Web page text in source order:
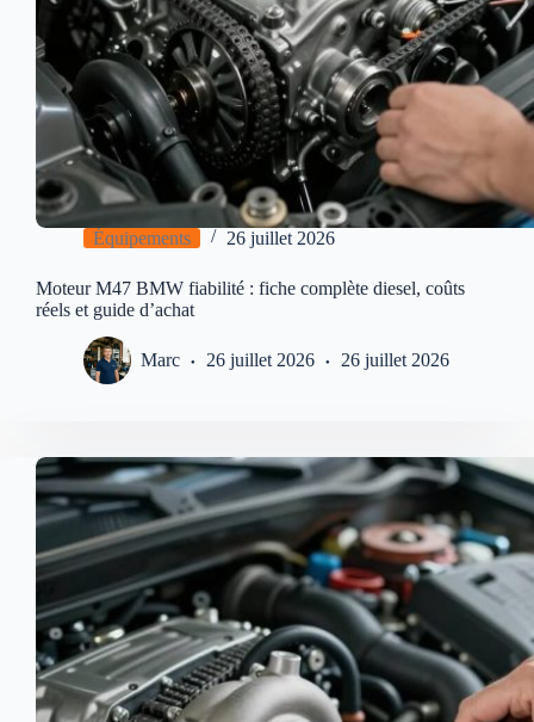
Équipements 26 juillet 2026
Moteur M47 BMW fiabilité : fiche complète diesel, coûts
réels et guide d’achat
Marc 26 juillet 2026 26 juillet 2026